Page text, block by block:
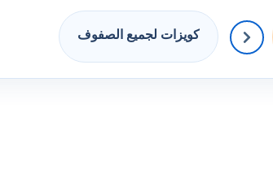
كويزات لجميع الصفوف